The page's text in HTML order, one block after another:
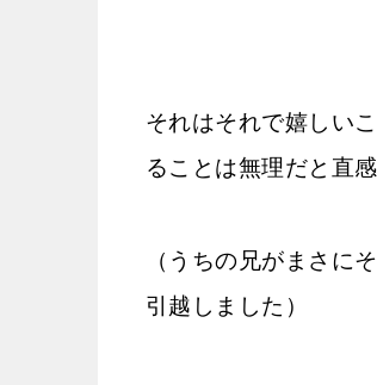
それはそれで嬉しい
ることは無理だと直
（うちの兄がまさに
引越しました）